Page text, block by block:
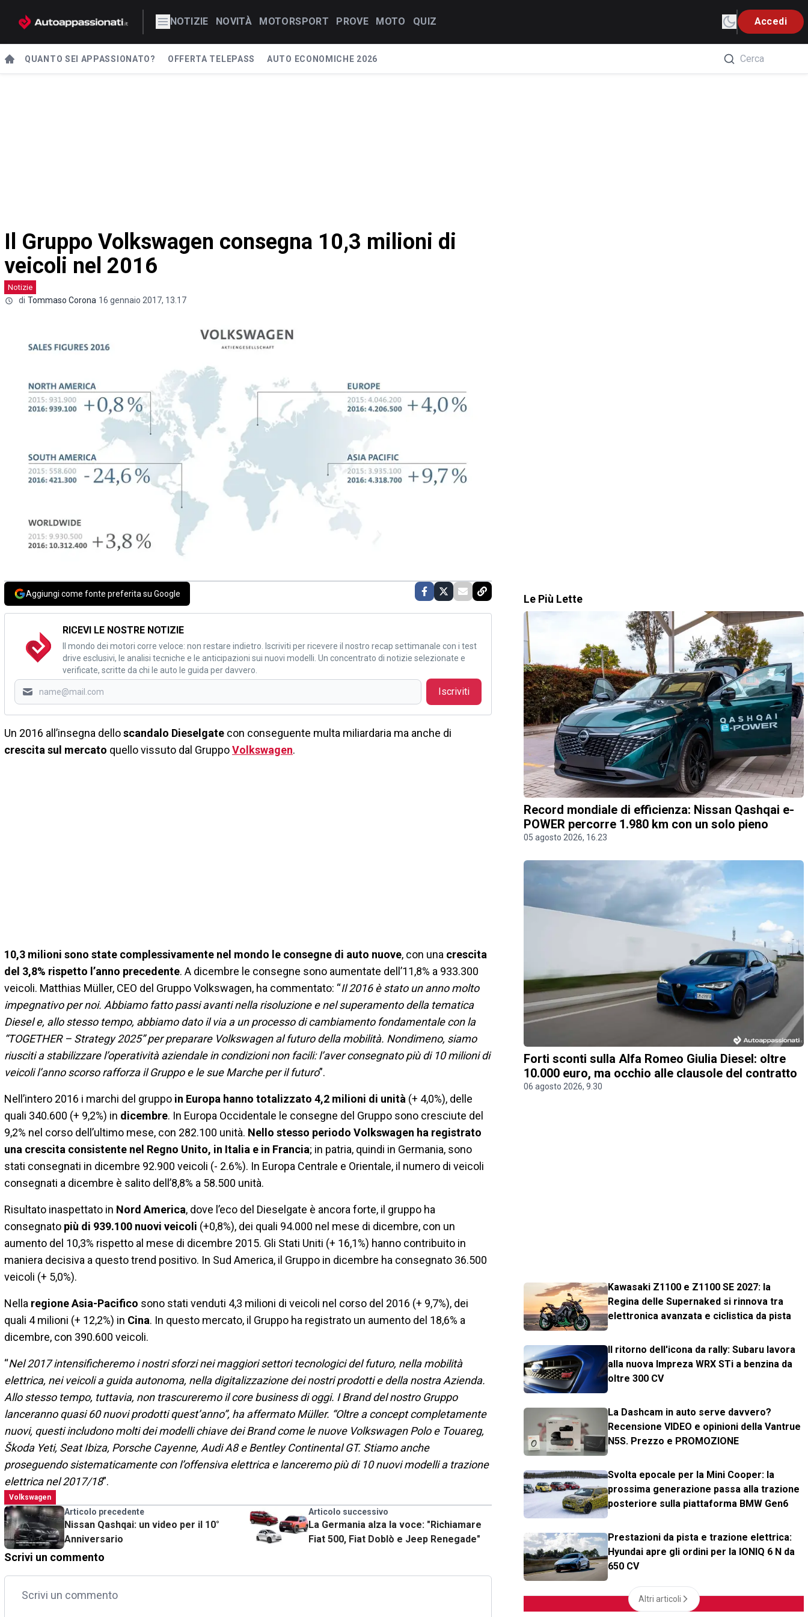
NOTIZIE NOVITÀ MOTORSPORT PROVE MOTO QUIZ Accedi
QUANTO SEI APPASSIONATO? OFFERTA TELEPASS AUTO ECONOMICHE 2026
Il Gruppo Volkswagen consegna 10,3 milioni di
veicoli nel 2016
Notizie
di Tommaso Corona 16 gennaio 2017, 13.17
Aggiungi come fonte preferita su Google
RICEVI LE NOSTRE NOTIZIE
Il mondo dei motori corre veloce: non restare indietro. Iscriviti per ricevere il nostro recap settimanale con i test
drive esclusivi, le analisi tecniche e le anticipazioni sui nuovi modelli. Un concentrato di notizie selezionate e
verificate, scritte da chi le auto le guida per davvero.
Iscriviti
Un 2016 all’insegna delloscandalo Dieselgate con conseguente multa miliardaria ma anche di
crescita sul mercato quello vissuto dal GruppoVolkswagen.
10,3 milioni sono state complessivamente nel mondo le consegne di auto nuove, con una crescita
del 3,8% rispetto l’anno precedente. A dicembre le consegne sono aumentate dell’11,8% a 933.300
veicoli. Matthias Müller, CEO del Gruppo Volkswagen, ha commentato: “Il 2016 è stato un anno molto
impegnativo per noi. Abbiamo fatto passi avanti nella risoluzione e nel superamento della tematica
Diesel e, allo stesso tempo, abbiamo dato il via a un processo di cambiamento fondamentale con la
“TOGETHER – Strategy 2025” per preparare Volkswagen al futuro della mobilità. Nondimeno, siamo
riusciti a stabilizzare l’operatività aziendale in condizioni non facili: l’aver consegnato più di 10 milioni di
veicoli l’anno scorso rafforza il Gruppo e le sue Marche per il futuro”.
Nell’intero 2016 i marchi del gruppo in Europa hanno totalizzato 4,2 milioni di unità (+ 4,0%), delle
quali 340.600 (+ 9,2%) in dicembre. In Europa Occidentale le consegne del Gruppo sono cresciute del
9,2% nel corso dell’ultimo mese, con 282.100 unità. Nello stesso periodo Volkswagen ha registrato
una crescita consistente nel Regno Unito, in Italia e in Francia; in patria, quindi in Germania, sono
stati consegnati in dicembre 92.900 veicoli (- 2.6%). In Europa Centrale e Orientale, il numero di veicoli
consegnati a dicembre è salito dell’8,8% a 58.500 unità.
Risultato inaspettato in Nord America, dove l’eco del Dieselgate è ancora forte, il gruppo ha
consegnato più di 939.100 nuovi veicoli (+0,8%), dei quali 94.000 nel mese di dicembre, con un
aumento del 10,3% rispetto al mese di dicembre 2015. Gli Stati Uniti (+ 16,1%) hanno contribuito in
maniera decisiva a questo trend positivo. In Sud America, il Gruppo in dicembre ha consegnato 36.500
veicoli (+ 5,0%).
Nella regione Asia-Pacifico sono stati venduti 4,3 milioni di veicoli nel corso del 2016 (+ 9,7%), dei
quali 4 milioni (+ 12,2%) in Cina. In questo mercato, il Gruppo ha registrato un aumento del 18,6% a
dicembre, con 390.600 veicoli.
“Nel 2017 intensificheremo i nostri sforzi nei maggiori settori tecnologici del futuro, nella mobilità
elettrica, nei veicoli a guida autonoma, nella digitalizzazione dei nostri prodotti e della nostra Azienda.
Allo stesso tempo, tuttavia, non trascureremo il core business di oggi. I Brand del nostro Gruppo
lanceranno quasi 60 nuovi prodotti quest’anno”, ha affermato Müller. “Oltre a concept completamente
nuovi, questi includono molti dei modelli chiave dei Brand come le nuove Volkswagen Polo e Touareg,
Škoda Yeti, Seat Ibiza, Porsche Cayenne, Audi A8 e Bentley Continental GT. Stiamo anche
proseguendo sistematicamente con l’offensiva elettrica e lanceremo più di 10 nuovi modelli a trazione
elettrica nel 2017/18”.
Volkswagen
Articolo precedente
Nissan Qashqai: un video per il 10°
Anniversario
Articolo successivo
La Germania alza la voce: "Richiamare
Fiat 500, Fiat Doblò e Jeep Renegade"
Scrivi un commento
Le Più Lette
Record mondiale di efficienza: Nissan Qashqai e-
POWER percorre 1.980 km con un solo pieno
05 agosto 2026, 16.23
Forti sconti sulla Alfa Romeo Giulia Diesel: oltre
10.000 euro, ma occhio alle clausole del contratto
06 agosto 2026, 9.30
Kawasaki Z1100 e Z1100 SE 2027: la
Regina delle Supernaked si rinnova tra
elettronica avanzata e ciclistica da pista
Il ritorno dell'icona da rally: Subaru lavora
alla nuova Impreza WRX STi a benzina da
oltre 300 CV
La Dashcam in auto serve davvero?
Recensione VIDEO e opinioni della Vantrue
N5S. Prezzo e PROMOZIONE
Svolta epocale per la Mini Cooper: la
prossima generazione passa alla trazione
posteriore sulla piattaforma BMW Gen6
Prestazioni da pista e trazione elettrica:
Hyundai apre gli ordini per la IONIQ 6 N da
650 CV
Altri articoli